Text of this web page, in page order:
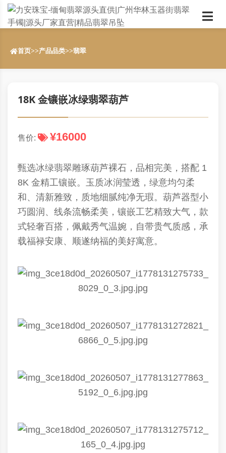
首页>>产品品类>>翡翠
18K 金镶嵌冰绿翡翠葫芦
售价: ¥16000
甄选冰绿翡翠雕琢葫芦裸石，品相完美，搭配 1
8K 金精工镶嵌。玉质冰润莹透，绿意均匀柔
和、清新雅致，质地细腻纯净无瑕。葫芦器型小
巧圆润、线条流畅柔美，镶嵌工艺精致大气，款
式轻奢百搭，佩戴秀气温婉，自带贵气质感，承
载福禄安康、顺遂纳福的美好寓意。